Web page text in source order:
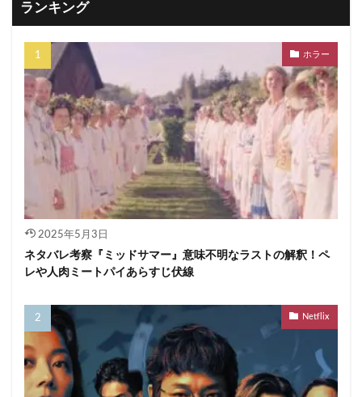
ランキング
ホラー
2025年5月3日
ネタバレ考察『ミッドサマー』意味不明なラストの解釈！ペ
レや人肉ミートパイあらすじ伏線
Netflix